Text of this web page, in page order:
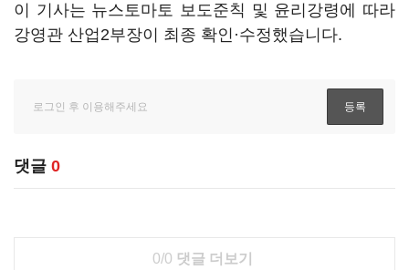
이 기사는 뉴스토마토 보도준칙 및 윤리강령에 따라
강영관 산업2부장이 최종 확인·수정했습니다.
댓글 0
0/0 댓글 더보기